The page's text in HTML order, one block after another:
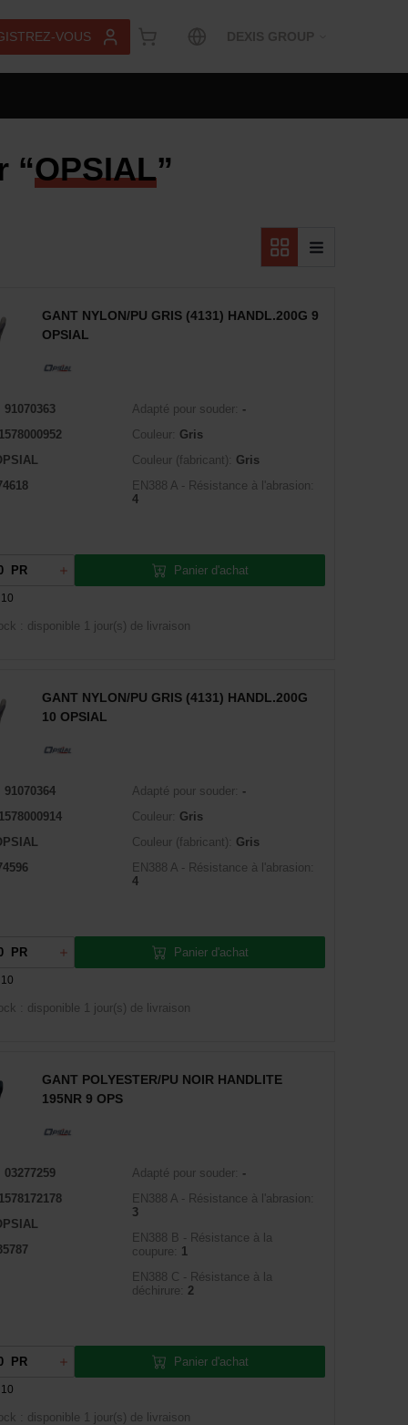
VOUS DEXIS GROUP
“OPSIAL”
GANT NYLON/PU GRIS (4131) HANDL.200G 9
OPSIAL
91070363
Adapté pour souder: -
Couleur: Gris
Couleur (fabricant):
Gris
EN388 A - Résistance à l'abrasion:
4
PR Panier d'achat
: disponible 1 jour(s) de livraison
GANT NYLON/PU GRIS (4131) HANDL.200G
10 OPSIAL
91070364
Adapté pour souder: -
Couleur: Gris
Couleur (fabricant):
Gris
EN388 A - Résistance à l'abrasion:
4
PR Panier d'achat
: disponible 1 jour(s) de livraison
GANT POLYESTER/PU NOIR HANDLITE
195NR 9 OPS
03277259
Adapté pour souder: -
EN388 A - Résistance à l'abrasion:
3
EN388 B - Résistance à la
coupure:
1
EN388 C - Résistance à la
déchirure: 2
PR Panier d'achat
: disponible 1 jour(s) de livraison